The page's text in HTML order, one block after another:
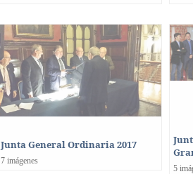
Junta General Ordinaria 2017
7 imágenes
5